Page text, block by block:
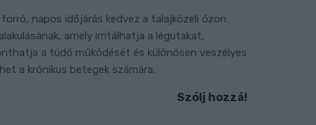
napos időjárás kedvez a talajközeli ózon
amely irritálhatja a légutakat,
a tüdő működését és különösen veszélyes
a krónikus betegek számára.
Szólj hozzá!